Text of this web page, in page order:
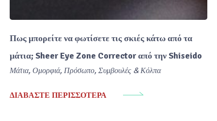
Πως μπορείτε να φωτίσετε τις σκιές κάτω από τα
μάτια; Sheer Eye Zone Corrector από την Shiseido
Μάτια, Ομορφιά, Πρόσωπο, Συμβουλές & Κόλπα
ΔΙΑΒΆΣΤΕ ΠΕΡΙΣΣΌΤΕΡΑ